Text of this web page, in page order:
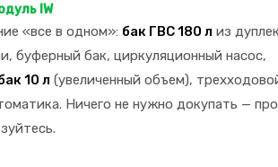
IW
«все в одном»: бак ГВС 180 л из
буферный бак, циркуляционный насос,
10 л (увеличенный объем),
Ничего не нужно докупать —